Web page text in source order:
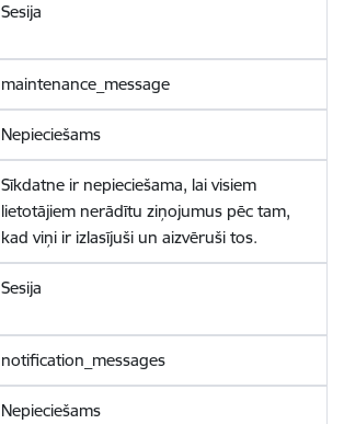
Sesija
maintenance_message
Nepieciešams
Sīkdatne ir nepieciešama, lai visiem
lietotājiem nerādītu ziņojumus pēc tam,
kad viņi ir izlasījuši un aizvēruši tos.
Sesija
notification_messages
Nepieciešams